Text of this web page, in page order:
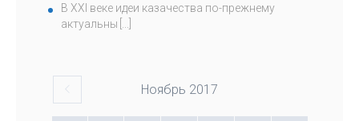
В ХХI веке идеи казачества по-прежнему
актуальны
Ноябрь 2017